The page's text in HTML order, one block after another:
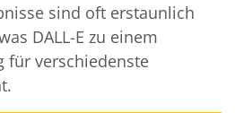
sind oft erstaunlich
DALL-E zu einem
für verschiedenste